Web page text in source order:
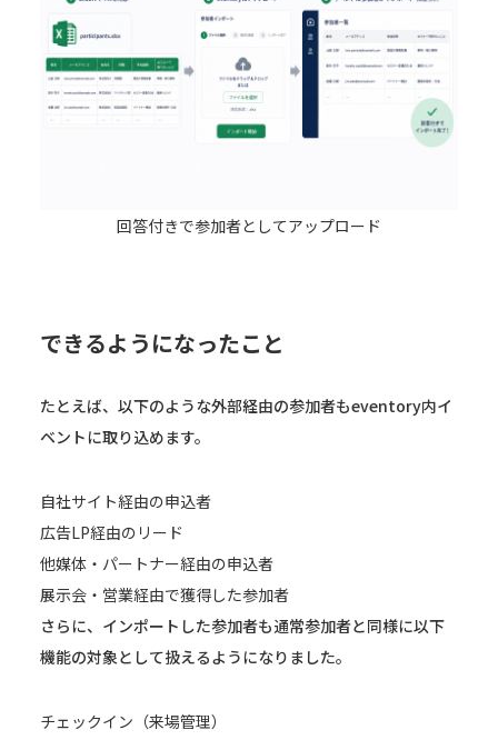
回答付きで参加者としてアップロード
できるようになったこと
たとえば、以下のような外部経由の参加者もeventory内イ
ベントに取り込めます。
自社サイト経由の申込者
広告LP経由のリード
他媒体・パートナー経由の申込者
展示会・営業経由で獲得した参加者
さらに、インポートした参加者も通常参加者と同様に以下
機能の対象として扱えるようになりました。
チェックイン（来場管理）